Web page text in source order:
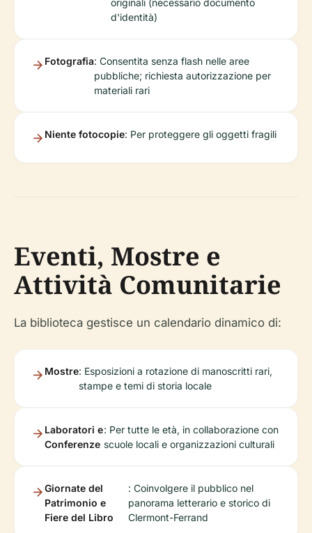
originali (necessario documento
d'identità)
Fotografia: Consentita senza flash nelle aree
pubbliche; richiesta autorizzazione per
materiali rari
Niente fotocopie: Per proteggere gli oggetti fragili
Eventi, Mostre e
Attività Comunitarie
La biblioteca gestisce un calendario dinamico di:
Mostre: Esposizioni a rotazione di manoscritti rari,
stampe e temi di storia locale
Laboratori e
Conferenze
: Per tutte le età, in collaborazione con
scuole locali e organizzazioni culturali
Giornate del
Patrimonio e
Fiere del Libro
: Coinvolgere il pubblico nel
panorama letterario e storico di
Clermont-Ferrand